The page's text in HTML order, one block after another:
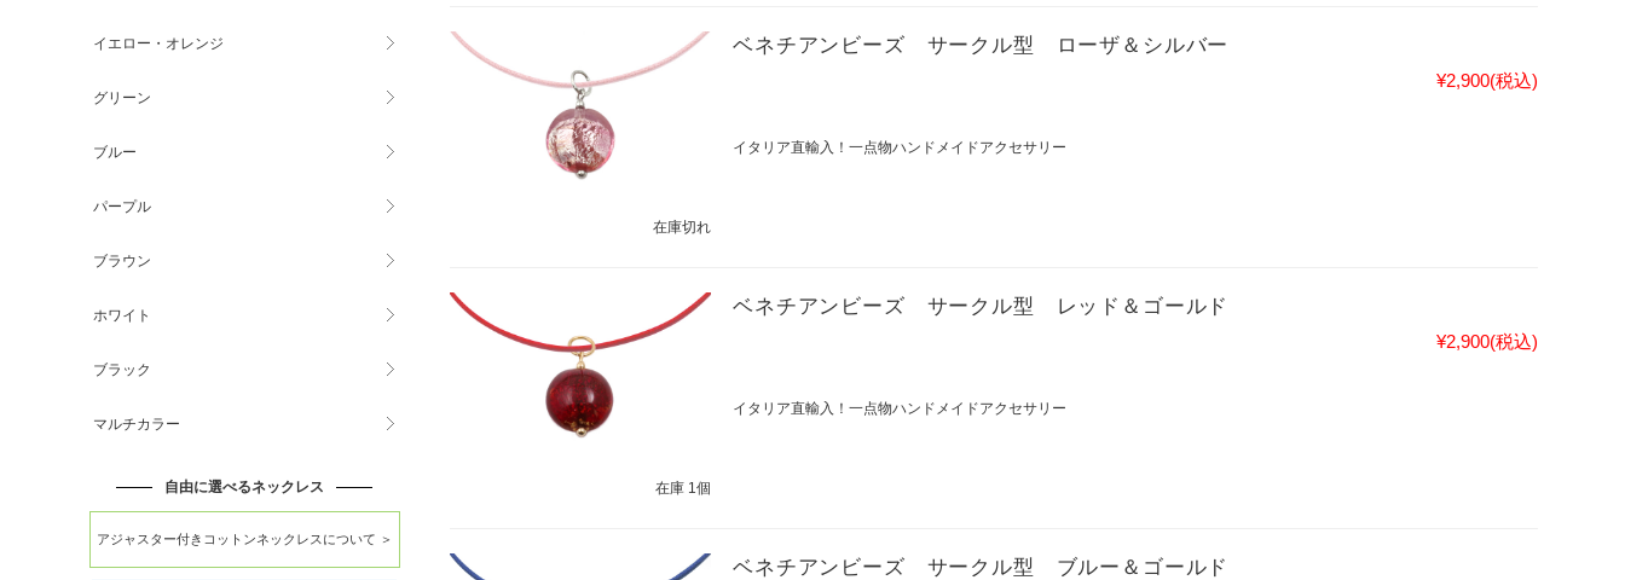
在庫切れ
ベネチアンビーズ サークル型 ローザ＆シルバー
¥2,900(税込)
イタリア直輸入！一点物ハンドメイドアクセサリー
在庫 1個
ベネチアンビーズ サークル型 レッド＆ゴールド
¥2,900(税込)
イタリア直輸入！一点物ハンドメイドアクセサリー
ベネチアンビーズ サークル型 ブルー＆ゴールド
イエロー・オレンジ
グリーン
ブルー
パープル
ブラウン
ホワイト
ブラック
マルチカラー
自由に選べるネックレス
アジャスター付きコットンネックレスについて ＞